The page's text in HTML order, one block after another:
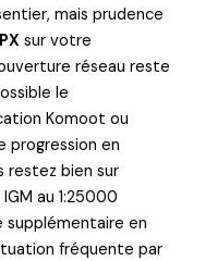
mais prudence
sur votre
réseau reste
le
Komoot ou
progression en
restez bien sur
au 1:25000
en
fréquente par